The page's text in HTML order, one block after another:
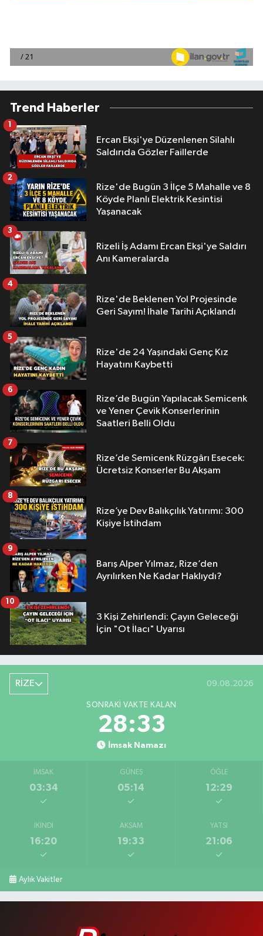
Trend Haberler
Ercan Ekşi'ye Düzenlenen Silahlı
Saldırıda Gözler Faillerde
1
Rize'de Bugün 3 İlçe 5 Mahalle ve 8
Köyde Planlı Elektrik Kesintisi
Yaşanacak
2
Rizeli İş Adamı Ercan Ekşi'ye Saldırı
Anı Kameralarda
3
Rize'de Beklenen Yol Projesinde
Geri Sayım! İhale Tarihi Açıklandı
4
Rize'de 24 Yaşındaki Genç Kız
Hayatını Kaybetti
5
Rize’de Bugün Yapılacak Semicenk
ve Yener Çevik Konserlerinin
Saatleri Belli Oldu
6
Rize’de Semicenk Rüzgârı Esecek:
Ücretsiz Konserler Bu Akşam
7
Rize’ye Dev Balıkçılık Yatırımı: 300
Kişiye İstihdam
8
Barış Alper Yılmaz, Rize’den
Ayrılırken Ne Kadar Haklıydı?
9
3 Kişi Zehirlendi: Çayın Geleceği
İçin "Ot İlacı" Uyarısı
10
RİZE 09.08.2026
SONRAKI VAKTE KALAN
28:32
İmsak Namazı
İMSAK
03:34
GÜNEŞ
05:14
ÖĞLE
12:29
İKINDI
16:20
AKŞAM
19:33
YATSI
21:06
Aylık Vakitler